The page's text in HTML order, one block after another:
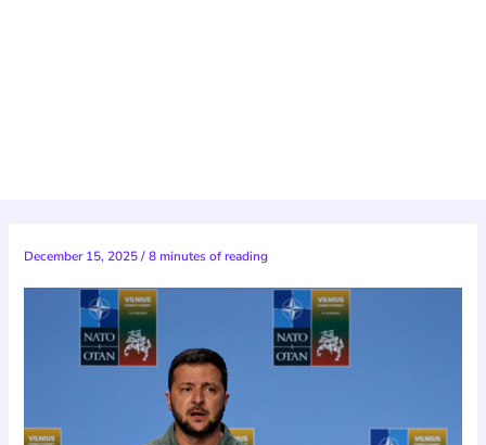
December 15, 2025/8 minutes of reading